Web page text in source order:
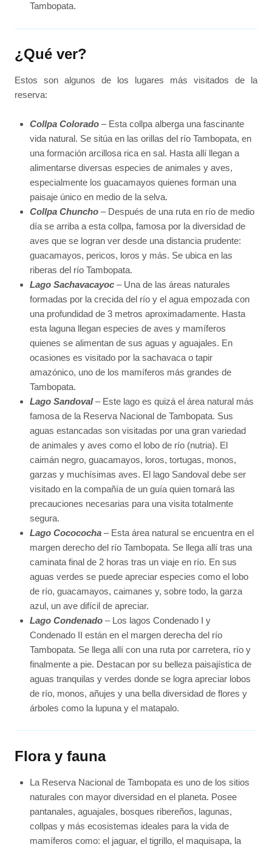
Tambopata.
¿Qué ver?
Estos son algunos de los lugares más visitados de la
reserva:
Collpa Colorado– Esta collpa alberga una fascinante
vida natural. Se sitúa en las orillas del río Tambopata, en
una formación arcillosa rica en sal. Hasta allí llegan a
alimentarse diversas especies de animales y aves,
especialmente los guacamayos quienes forman una
paisaje único en medio de la selva.
Collpa Chuncho– Después de una ruta en río de medio
día se arriba a esta collpa, famosa por la diversidad de
aves que se logran ver desde una distancia prudente:
guacamayos, pericos, loros y más. Se ubica en las
riberas del río Tambopata.
Lago Sachavacayoc– Una de las áreas naturales
formadas por la crecida del río y el agua empozada con
una profundidad de 3 metros aproximadamente. Hasta
esta laguna llegan especies de aves y mamíferos
quienes se alimentan de sus aguas y aguajales. En
ocasiones es visitado por la sachavaca o tapir
amazónico, uno de los mamíferos más grandes de
Tambopata.
Lago Sandoval– Este lago es quizá el área natural más
famosa de la Reserva Nacional de Tambopata. Sus
aguas estancadas son visitadas por una gran variedad
de animales y aves como el lobo de río (nutria). El
caimán negro, guacamayos, loros, tortugas, monos,
garzas y muchísimas aves. El lago Sandoval debe ser
visitado en la compañía de un guía quien tomará las
precauciones necesarias para una visita totalmente
segura.
Lago Cocococha– Esta área natural se encuentra en el
margen derecho del río Tambopata. Se llega allí tras una
caminata final de 2 horas tras un viaje en río. En sus
aguas verdes se puede apreciar especies como el lobo
de río, guacamayos, caimanes y, sobre todo, la garza
azul, un ave difícil de apreciar.
Lago Condenado– Los lagos Condenado I y
Condenado II están en el margen derecha del río
Tambopata. Se llega allí con una ruta por carretera, río y
finalmente a pie. Destacan por su belleza paisajística de
aguas tranquilas y verdes donde se logra apreciar lobos
de río, monos, añujes y una bella diversidad de flores y
árboles como la lupuna y el matapalo.
Flora y fauna
La Reserva Nacional de Tambopata es uno de los sitios
naturales con mayor diversidad en el planeta. Posee
pantanales, aguajales, bosques ribereños, lagunas,
collpas y más ecosistemas ideales para la vida de
mamíferos como: el jaguar, el tigrillo, el maquisapa, la